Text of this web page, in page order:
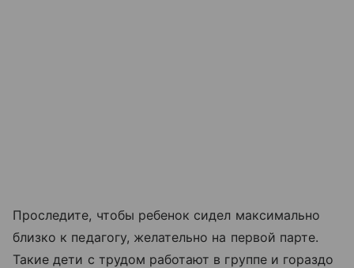
Проследите, чтобы ребенок сидел максимально
близко к педагогу, желательно на первой парте.
Такие дети с трудом работают в группе и гораздо